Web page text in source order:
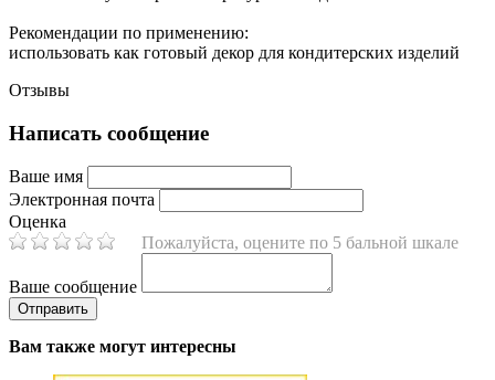
Рекомендации по применению:
использовать как готовый декор для кондитерских изделий
Отзывы
Написать сообщение
Ваше имя
Электронная почта
Оценка
Пожалуйста, оцените по 5 бальной шкале
Ваше сообщение
Вам также могут интересны